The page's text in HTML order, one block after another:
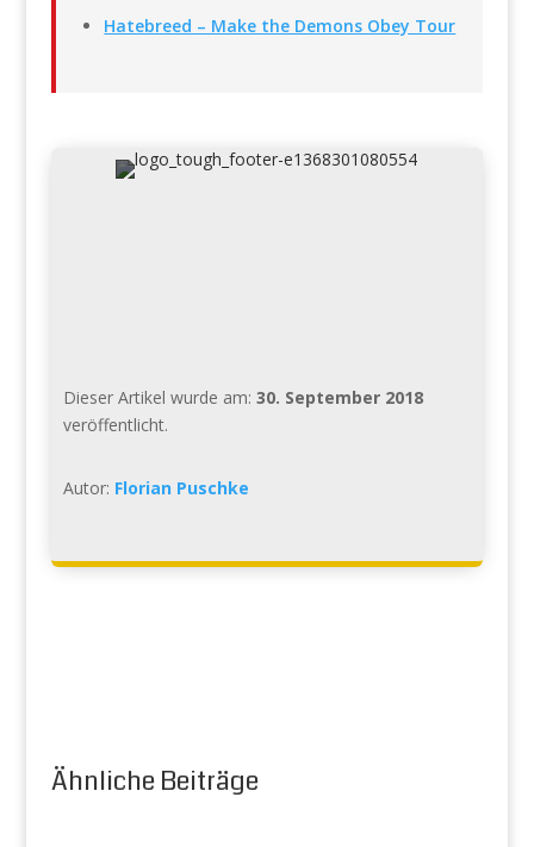
Hatebreed – Make the Demons Obey Tour
Dieser Artikel wurde am: 30. September 2018
veröffentlicht.
Autor: Florian Puschke
Ähnliche Beiträge